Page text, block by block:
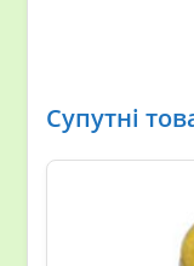
Супутні